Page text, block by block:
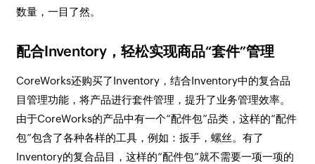
数量，一目了然。
配合Inventory，轻松实现商品“套件”管理
CoreWorks还购买了Inventory，结合Inventory中的复合品
目管理功能，将产品进行套件管理，提升了业务管理效率。
由于CoreWorks的产品中有一个“配件包”品类，这样的“配件
包”包含了各种各样的工具，例如：扳手，螺丝。有了
Inventory的复合品目，这样的“配件包”就不需要一项一项的